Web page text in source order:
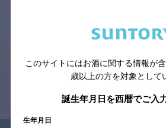
※それぞれのお店のメニューや営業時間など
予告なしに変更されることがあ
す。
このサイトにはお酒に関する情報が含
歳以上の方を対象として
誕生年月日を西暦でご入
生年月日